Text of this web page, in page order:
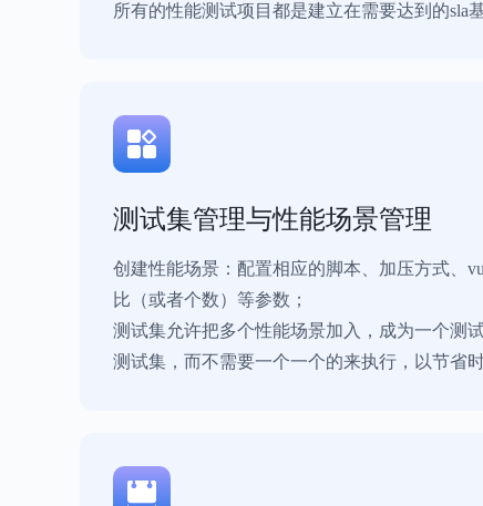
所有的性能测试项目都是建立在需要达到的sla
测试集管理与性能场景管理
创建性能场景：配置相应的脚本、加压方式、
比（或者个数）等参数；
测试集允许把多个性能场景加入，成为一个测
测试集，而不需要一个一个的来执行，以节省